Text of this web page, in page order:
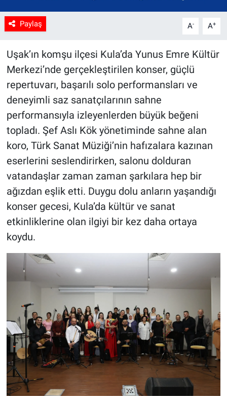
Paylaş A- A+
Uşak’ın komşu ilçesi Kula’da Yunus Emre Kültür
Merkezi’nde gerçekleştirilen konser, güçlü
repertuvarı, başarılı solo performansları ve
deneyimli saz sanatçılarının sahne
performansıyla izleyenlerden büyük beğeni
topladı. Şef Aslı Kök yönetiminde sahne alan
koro, Türk Sanat Müziği’nin hafızalara kazınan
eserlerini seslendirirken, salonu dolduran
vatandaşlar zaman zaman şarkılara hep bir
ağızdan eşlik etti. Duygu dolu anların yaşandığı
konser gecesi, Kula’da kültür ve sanat
etkinliklerine olan ilgiyi bir kez daha ortaya
koydu.